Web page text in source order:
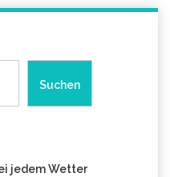
Suchen
jedem Wetter